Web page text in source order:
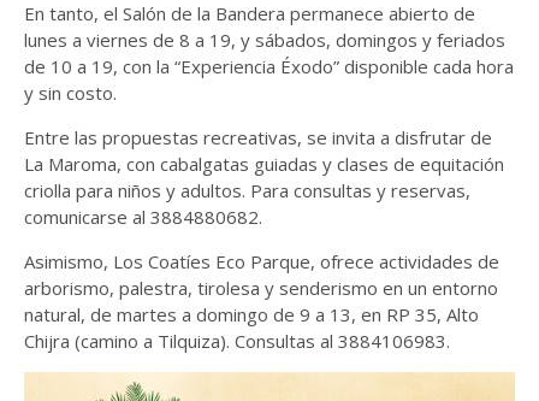
En tanto, el Salón de la Bandera permanece abierto de
lunes a viernes de 8 a 19, y sábados, domingos y feriados
de 10 a 19, con la “Experiencia Éxodo” disponible cada hora
y sin costo.
Entre las propuestas recreativas, se invita a disfrutar de
La Maroma, con cabalgatas guiadas y clases de equitación
criolla para niños y adultos. Para consultas y reservas,
comunicarse al 3884880682.
Asimismo, Los Coatíes Eco Parque, ofrece actividades de
arborismo, palestra, tirolesa y senderismo en un entorno
natural, de martes a domingo de 9 a 13, en RP 35, Alto
Chijra (camino a Tilquiza). Consultas al 3884106983.